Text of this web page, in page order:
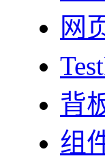
网
背
组